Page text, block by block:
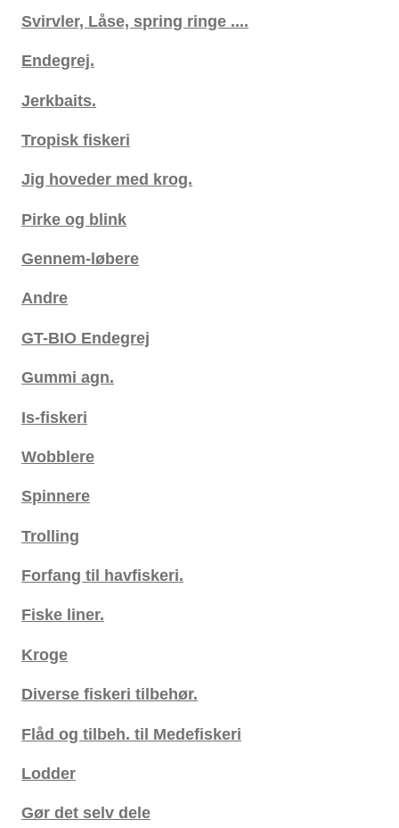
Svirvler, Låse, spring ringe ....
Endegrej.
Jerkbaits.
Tropisk fiskeri
Jig hoveder med krog.
Pirke og blink
Gennem-løbere
Andre
GT-BIO Endegrej
Gummi agn.
Is-fiskeri
Wobblere
Spinnere
Trolling
Forfang til havfiskeri.
Fiske liner.
Kroge
Diverse fiskeri tilbehør.
Flåd og tilbeh. til Medefiskeri
Lodder
Gør det selv dele